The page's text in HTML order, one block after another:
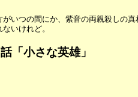
がいつの間にか、紫音の両親殺しの
いけれど。
「小さな英雄」